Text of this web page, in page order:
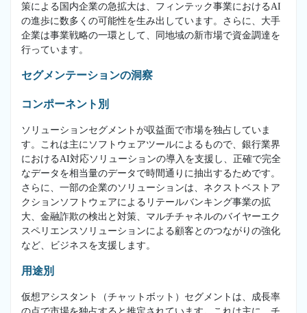
策による国内企業の急拡大は、フィンテック事業におけるAI
の進歩に数多くの可能性を生み出しています。さらに、大手
企業は事業戦略の一環として、同地域の新市場で資金調達を
行っています。
セグメンテーションの洞察
コンポーネント別
ソリューションセグメントが収益面で市場を独占していま
す。これは主にソフトウェアツールによるもので、銀行業界
におけるAI対応ソリューションの導入を支援し、正確で完全
なデータを相当量のデータで時間通りに抽出するためです。
さらに、一部の企業のソリューションは、ネクストベストア
クションソフトウェアによるリテールバンキング事業の拡
大、金融詐欺の検出と対策、マルチチャネルのバイヤーエク
スペリエンスソリューションによる顧客とのつながりの強化
など、ビジネスを支援します。
用途別
仮想アシスタント（チャットボット）セグメントは、成長率